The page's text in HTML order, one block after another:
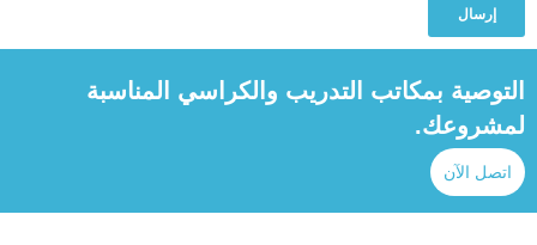
إرسال
التوصية بمكاتب التدريب والكراسي المناسبة
لمشروعك.
اتصل الآن